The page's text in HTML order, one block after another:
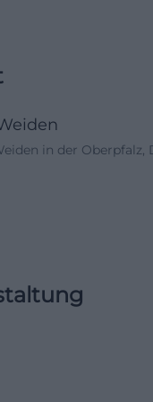
in der Oberpfalz,